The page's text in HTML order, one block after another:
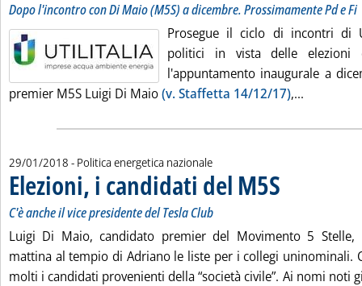
Dopo l'incontro con Di Maio (M5S) a dicembre. Prossimamente Pd e Fi
Prosegue il ciclo di incontri di
politici in vista delle elezioni
l'appuntamento inaugurale a
premier M5S Luigi Di Maio(v. Staffetta 14/12/17),...
29/01/2018 - Politica energetica nazionale
Elezioni, i candidati del M5S
C'è anche il vice presidente del Tesla Club
Luigi Di Maio, candidato premier del Movimento 5 Stelle,
mattina al tempio di Adriano le liste per i collegi uninominali.
molti i candidati provenienti della “società civile”. Ai nomi noti